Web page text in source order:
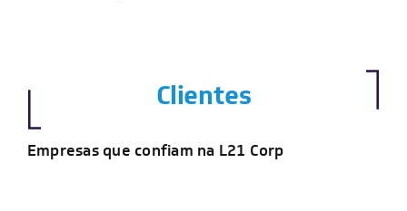
Clientes
Empresas que confiam na L21 Corp